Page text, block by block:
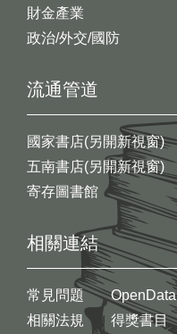
財金產業
政治/外交/國防
流通管道
國家書店(另開新視窗)
五南書店(另開新視窗)
寄存圖書館
相關連結
常見問題
相關法規
OpenData
得獎書目